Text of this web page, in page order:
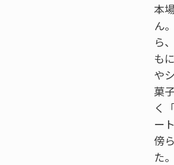
本
ん
ら
も
や
菓
く
ー
傍
た。